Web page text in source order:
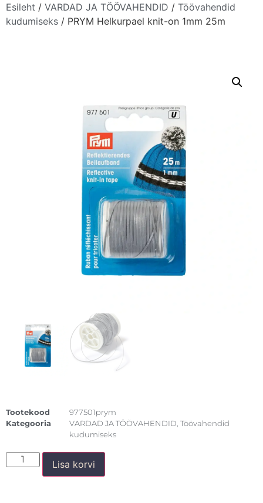
Esileht / VARDAD JA TÖÖVAHENDID / Töövahendid
kudumiseks / PRYM Helkurpael knit-on 1mm 25m
Tootekood
977501prym
Kategooria
VARDAD JA TÖÖVAHENDID Töövahendid
kudumiseks
Lisa korvi